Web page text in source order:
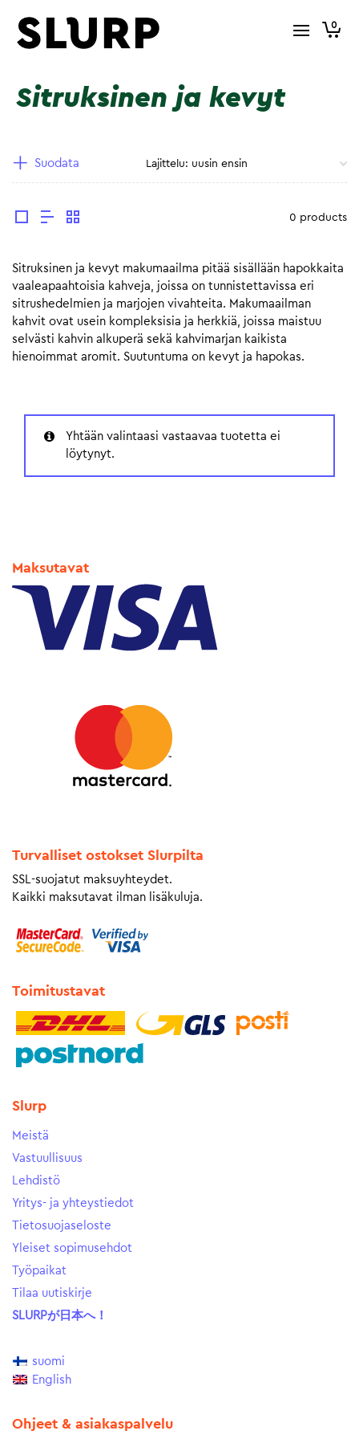
0
Sitruksinen ja kevyt
Suodata
0 products
Sitruksinen ja kevyt makumaailma pitää sisällään hapokkaita
vaaleapaahtoisia kahveja, joissa on tunnistettavissa eri
sitrushedelmien ja marjojen vivahteita. Makumaailman
kahvit ovat usein kompleksisia ja herkkiä, joissa maistuu
selvästi kahvin alkuperä sekä kahvimarjan kaikista
hienoimmat aromit. Suutuntuma on kevyt ja hapokas.
Yhtään valintaasi vastaavaa tuotetta ei
löytynyt.
Maksutavat
Turvalliset ostokset Slurpilta
SSL-suojatut maksuyhteydet.
Kaikki maksutavat ilman lisäkuluja.
Toimitustavat
Slurp
Meistä
Vastuullisuus
Lehdistö
Yritys- ja yhteystiedot
Tietosuojaseloste
Yleiset sopimusehdot
Työpaikat
Tilaa uutiskirje
SLURPが日本へ！
suomi
English
Ohjeet & asiakaspalvelu